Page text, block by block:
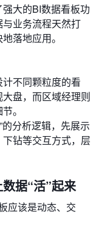
大的BI数据看板功
业务流程天然打
落地应用。
不同颗粒度的看
盘，而区域经理则
。
的分析逻辑，先展示
钻等交互方式，层
据“活”起来
应该是动态、交